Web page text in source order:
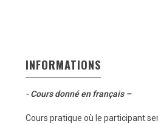
INFORMATIONS
- Cours donné en français –
Cours pratique où le participant